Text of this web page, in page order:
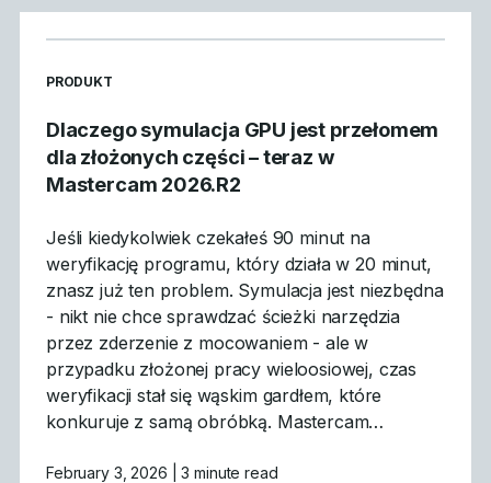
READ MORE ARTICLES ABOUT
PRODUKT
Dlaczego symulacja GPU jest przełomem
dla złożonych części – teraz w
Mastercam 2026.R2
Jeśli kiedykolwiek czekałeś 90 minut na
weryfikację programu, który działa w 20 minut,
znasz już ten problem. Symulacja jest niezbędna
- nikt nie chce sprawdzać ścieżki narzędzia
przez zderzenie z mocowaniem - ale w
przypadku złożonej pracy wieloosiowej, czas
weryfikacji stał się wąskim gardłem, które
konkuruje z samą obróbką. Mastercam…
February 3, 2026 | 3 minute read